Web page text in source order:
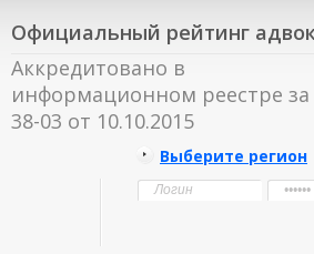
Официальный рейтинг
Аккредитовано в
информационном реестре
38-03 от 10.10.2015
Выберите регион